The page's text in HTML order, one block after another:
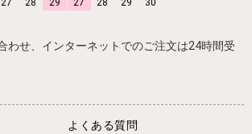
わせ、インターネットでのご注文は24時間受
よくある質問